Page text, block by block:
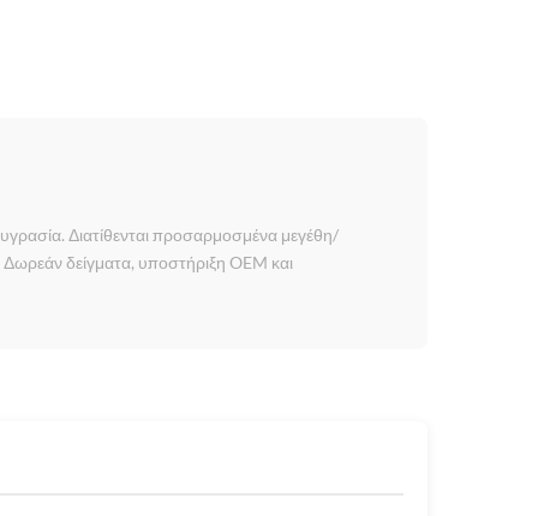
Διατίθενται προσαρμοσμένα μεγέθη/
δείγματα, υποστήριξη OEM και